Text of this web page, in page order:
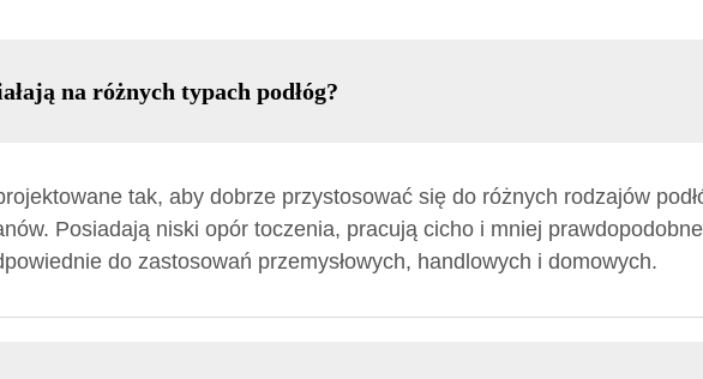
na różnych typach podłóg?
tak, aby dobrze przystosować się do różnych rodzajów
Posiadają niski opór toczenia, pracują cicho i mniej
do zastosowań przemysłowych, handlowych i domowych.